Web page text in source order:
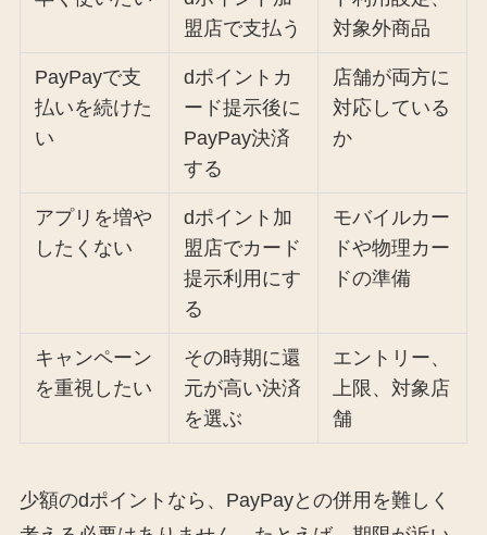
盟店で支払う
対象外商品
PayPayで支
払いを続けた
い
dポイントカ
ード提示後に
PayPay決済
する
店舗が両方に
対応している
か
アプリを増や
したくない
dポイント加
盟店でカード
提示利用にす
る
モバイルカー
ドや物理カー
ドの準備
キャンペーン
を重視したい
その時期に還
元が高い決済
を選ぶ
エントリー、
上限、対象店
舗
少額のdポイントなら、PayPayとの併用を難しく